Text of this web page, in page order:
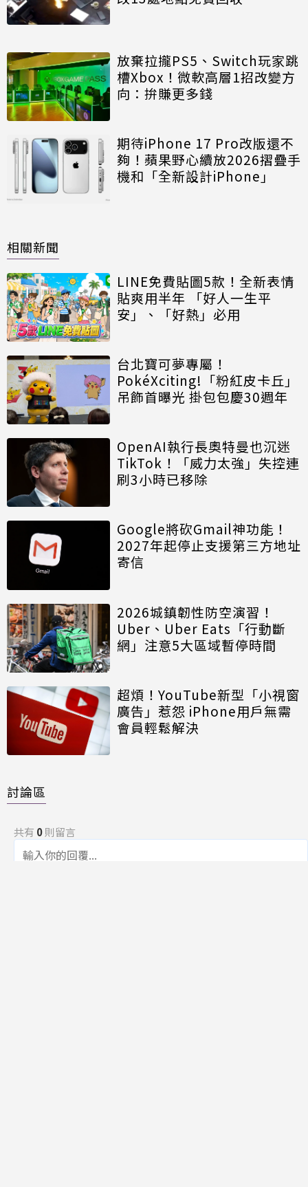
放棄拉攏PS5、Switch玩家跳
槽Xbox！微軟高層1招改變方
向：拚賺更多錢
期待iPhone 17 Pro改版還不
夠！蘋果野心續放2026摺疊手
機和「全新設計iPhone」
相關新聞
LINE免費貼圖5款！全新表情
貼爽用半年 「好人一生平
安」、「好熱」必用
台北寶可夢專屬！
PokéXciting!「粉紅皮卡丘」
吊飾首曝光 掛包包慶30週年
OpenAI執行長奧特曼也沉迷
TikTok！「威力太強」失控連
刷3小時已移除
Google將砍Gmail神功能！
2027年起停止支援第三方地址
寄信
2026城鎮韌性防空演習！
Uber、Uber Eats「行動斷
網」注意5大區域暫停時間
超煩！YouTube新型「小視窗
廣告」惹怨 iPhone用戶無需
會員輕鬆解決
討論區
共有 0則留言